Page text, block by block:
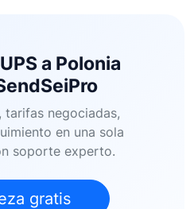
a Polonia
tarifas negociadas,
en una sola
soporte experto.
gratis